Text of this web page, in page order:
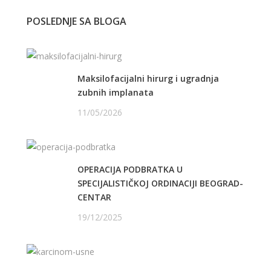
POSLEDNJE SA BLOGA
Maksilofacijalni hirurg i ugradnja
zubnih implanata
11/05/2026
OPERACIJA PODBRATKA U
SPECIJALISTIČKOJ ORDINACIJI BEOGRAD-
CENTAR
19/12/2025